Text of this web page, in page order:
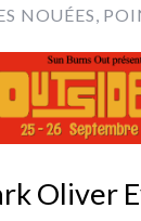
NOUÉES,
Oliver